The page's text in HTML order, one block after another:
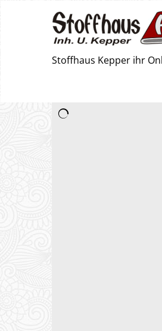
Stoffhaus Kepper ihr